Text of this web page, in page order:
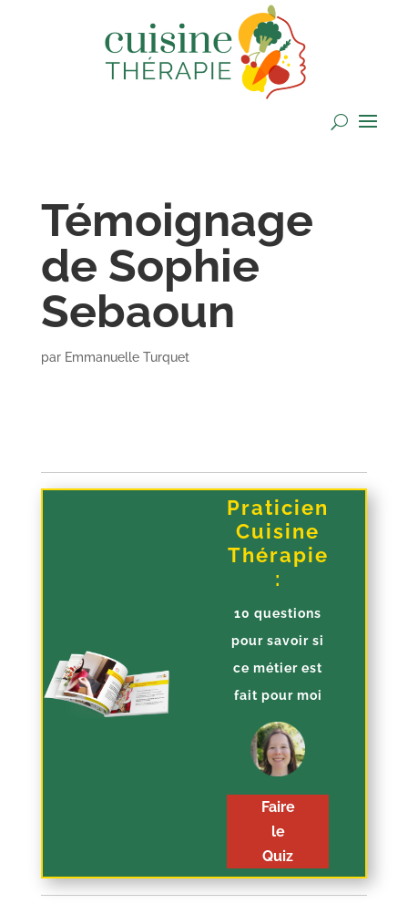
Témoignage
de Sophie
Sebaoun
par Emmanuelle Turquet
Praticien
Cuisine
Thérapie
:
10 questions
pour savoir si
ce métier est
fait pour moi
Faire
le
Quiz